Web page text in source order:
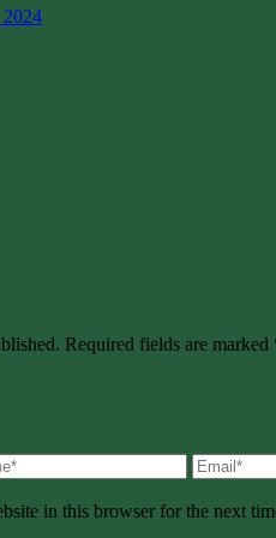
2024
Required fields are marked
in this browser for the next